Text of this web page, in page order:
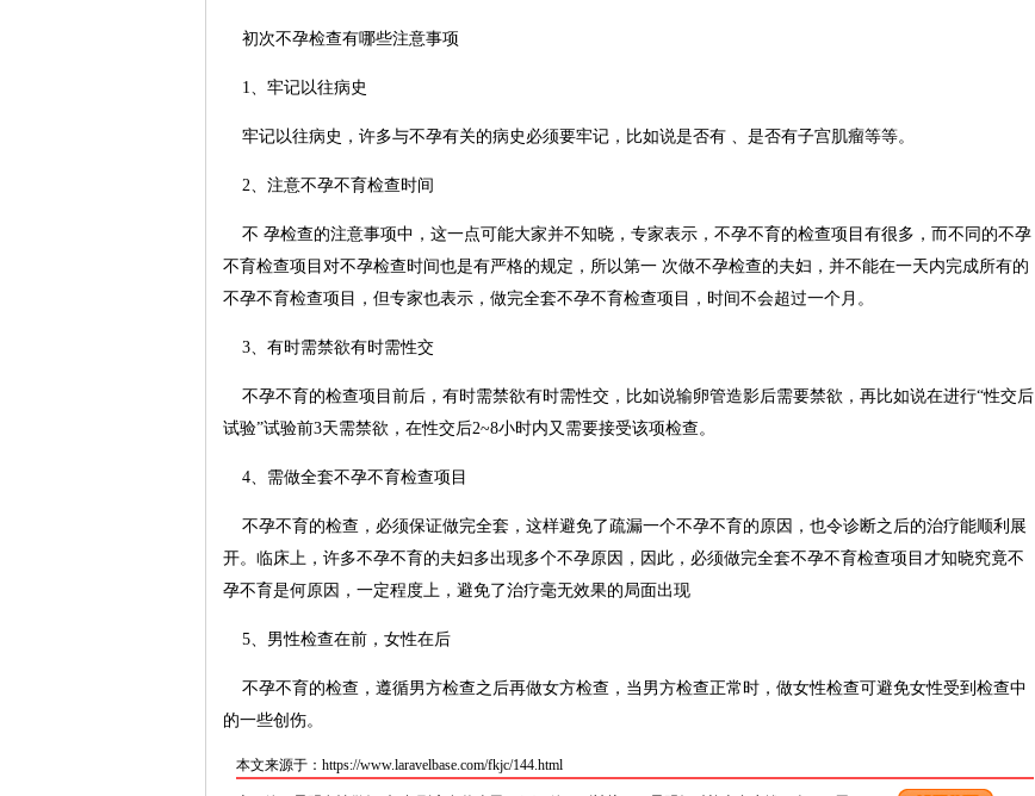
初次不孕检查有哪些注意事项
1、牢记以往病史
牢记以往病史，许多与不孕有关的病史必须要牢记，比如说是否有 、是否有子宫肌瘤等等。
2、注意不孕不育检查时间
不 孕检查的注意事项中，这一点可能大家并不知晓，专家表示，不孕不育的检查项目有很多，而不同的不孕
不育检查项目对不孕检查时间也是有严格的规定，所以第一 次做不孕检查的夫妇，并不能在一天内完成所有的
不孕不育检查项目，但专家也表示，做完全套不孕不育检查项目，时间不会超过一个月。
3、有时需禁欲有时需性交
不孕不育的检查项目前后，有时需禁欲有时需性交，比如说输卵管造影后需要禁欲，再比如说在进行“性交后
试验”试验前3天需禁欲，在性交后2~8小时内又需要接受该项检查。
4、需做全套不孕不育检查项目
不孕不育的检查，必须保证做完全套，这样避免了疏漏一个不孕不育的原因，也令诊断之后的治疗能顺利展
开。临床上，许多不孕不育的夫妇多出现多个不孕原因，因此，必须做完全套不孕不育检查项目才知晓究竟不
孕不育是何原因，一定程度上，避免了治疗毫无效果的局面出现
5、男性检查在前，女性在后
不孕不育的检查，遵循男方检查之后再做女方检查，当男方检查正常时，做女性检查可避免女性受到检查中
的一些创伤。
本文来源于：https://www.laravelbase.com/fkjc/144.html